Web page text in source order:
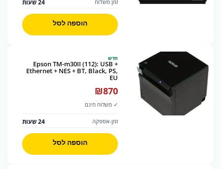
זמן משלוח 24 שעות
הוספה לסל
חדש
Epson TM-m30II (112): USB +
Ethernet + NES + BT, Black, PS,
EU
₪870
✓ משלוח חינם
זמן-אספקה 24 שעות
הוספה לסל